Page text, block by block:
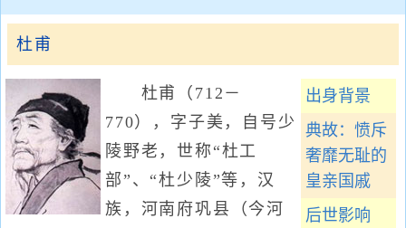
杜甫
出身背景
典故：愤斥
奢靡无耻的
皇亲国戚
后世影响
杜甫（712－
770），字子美，自号少
陵野老，世称“杜工
部”、“杜少陵”等，汉
族，河南府巩县（今河